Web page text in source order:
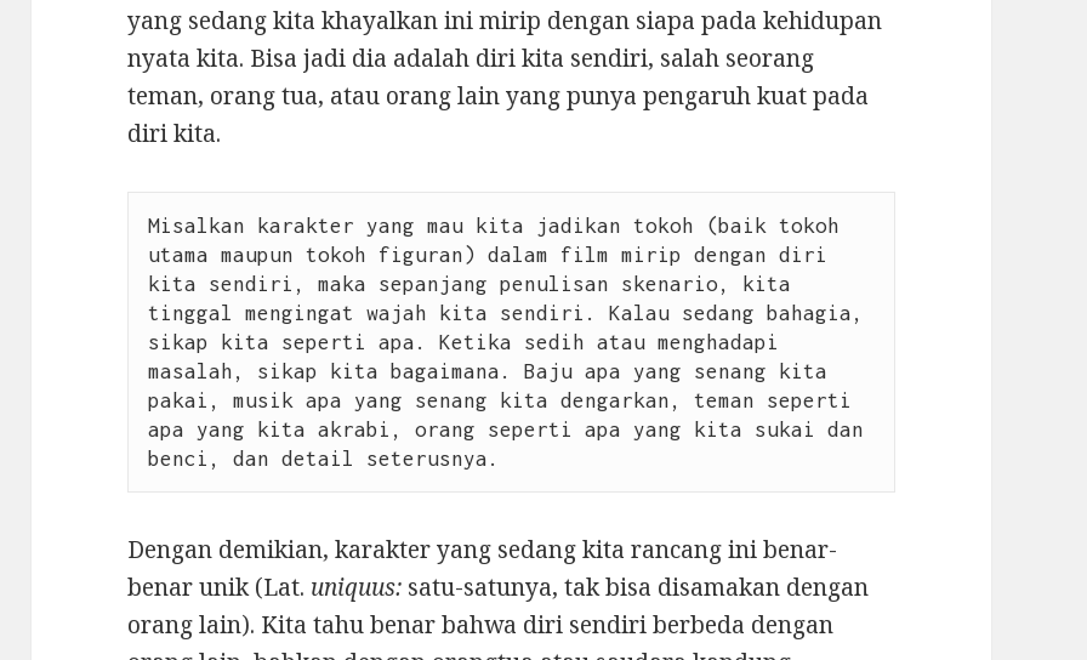
yang sedang kita khayalkan ini mirip dengan siapa pada kehidupan
nyata kita. Bisa jadi dia adalah diri kita sendiri, salah seorang
teman, orang tua, atau orang lain yang punya pengaruh kuat pada
diri kita.
Misalkan karakter yang mau kita jadikan tokoh (baik tokoh
utama maupun tokoh figuran) dalam film mirip dengan diri
kita sendiri, maka sepanjang penulisan skenario, kita
tinggal mengingat wajah kita sendiri. Kalau sedang bahagia,
sikap kita seperti apa. Ketika sedih atau menghadapi
masalah, sikap kita bagaimana. Baju apa yang senang kita
pakai, musik apa yang senang kita dengarkan, teman seperti
apa yang kita akrabi, orang seperti apa yang kita sukai dan
benci, dan detail seterusnya.
Dengan demikian, karakter yang sedang kita rancang ini benar-
benar unik (Lat. uniquus: satu-satunya, tak bisa disamakan dengan
orang lain). Kita tahu benar bahwa diri sendiri berbeda dengan